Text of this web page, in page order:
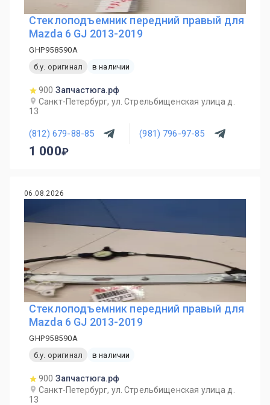
Стеклоподъемник передний правый для
Mazda 6 GJ 2013-2019
GHP958590A
б.у. оригинал
в наличии
900 Запчастюга.рф
Санкт-Петербург, ул. Стрельбищенская улица д.
13
(812) 679-88-85 (981) 796-97-85
1 000
06.08.2026
Стеклоподъемник передний правый для
Mazda 6 GJ 2013-2019
GHP958590A
б.у. оригинал
в наличии
900 Запчастюга.рф
Санкт-Петербург, ул. Стрельбищенская улица д.
13